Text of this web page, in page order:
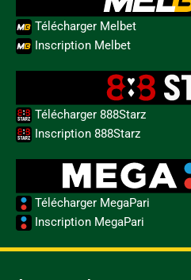
Télécharger Melbet
Inscription Melbet
Télécharger 888Starz
Inscription 888Starz
Télécharger MegaPari
Inscription MegaPari